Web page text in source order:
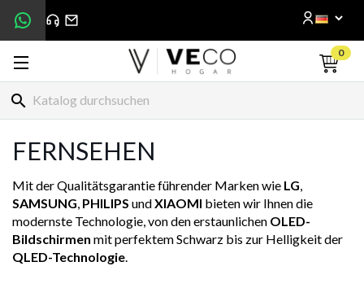
0
search
FERNSEHEN
Mit der Qualitätsgarantie führender Marken wie LG,
SAMSUNG, PHILIPS undXIAOMI bieten wir Ihnen die
modernste Technologie, von den erstaunlichen OLED-
Bildschirmen mit perfektem Schwarz bis zur Helligkeit der
QLED-Technologie.